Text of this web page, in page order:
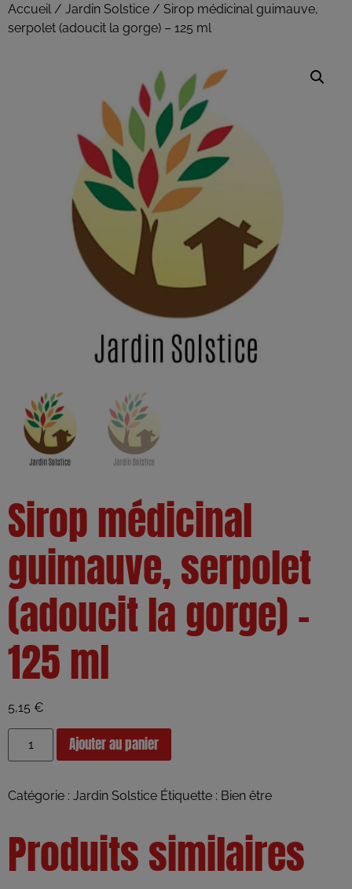
Accueil/ Jardin Solstice / Sirop médicinal guimauve,
serpolet (adoucit la gorge) – 125 ml
Sirop médicinal
guimauve, serpolet
(adoucit la gorge) –
125 ml
5,15 €
Ajouter au panier
Catégorie : Jardin Solstice Étiquette : Bien être
Produits similaires